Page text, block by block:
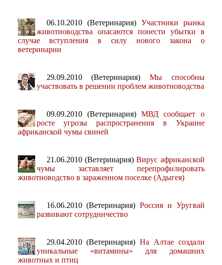
06.10.2010 (Ветеринария) Участники рынка
животноводства опасаются понести убытки в
случае вступления в силу нового закона о
ветеринарии
29.09.2010 (Ветеринария) Мы способны
участвовать в решении проблем животноводства
09.09.2010 (Ветеринария) МВД сообщает о
росте угрозы распространения в Украине
африканской чумы свиней
21.06.2010 (Ветеринария)Вирус африканской
чумы заставляет перепрофилировать
животноводство в зараженном поселке (Адыгея)
16.06.2010 (Ветеринария) Россия и Уругвай
развивают сотрудничество
29.04.2010 (Ветеринария) На Алтае создали
уникальные «витамины» для домашних
животных и птиц